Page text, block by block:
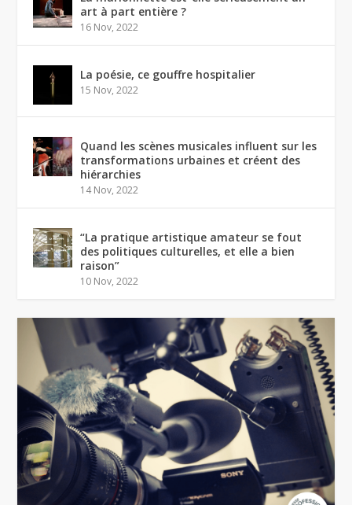
art à part entière ?
16 Nov, 2022
La poésie, ce gouffre hospitalier
15 Nov, 2022
Quand les scènes musicales influent sur les
transformations urbaines et créent des
hiérarchies
14 Nov, 2022
“La pratique artistique amateur se fout
des politiques culturelles, et elle a bien
raison”
10 Nov, 2022